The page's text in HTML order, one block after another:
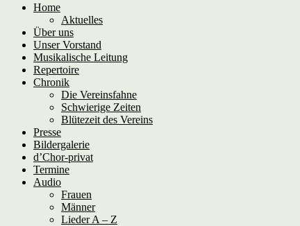
Home
Aktuelles
Über uns
Unser Vorstand
Musikalische Leitung
Repertoire
Chronik
Die Vereinsfahne
Schwierige Zeiten
Blütezeit des Vereins
Presse
Bildergalerie
d’Chor-privat
Termine
Audio
Frauen
Männer
Lieder A – Z